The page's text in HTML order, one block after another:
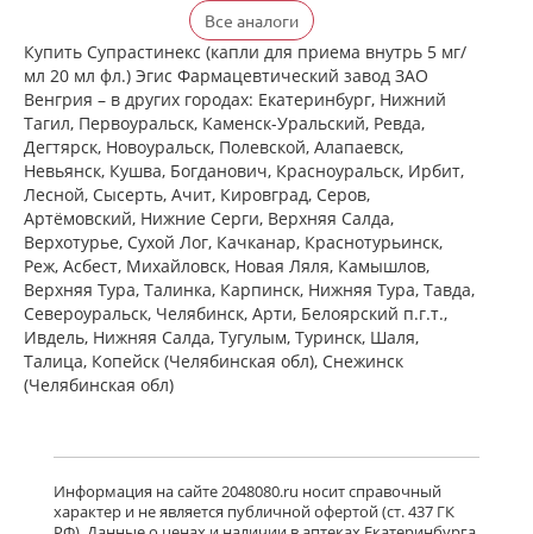
Ксизал (таблетки покрытые
пленочной оболочкой 5 мг N14) ЮСБ
Фаршим С.А. - Швейцария
есть в 1 аптеках
от 727,00 до 727,00
Ксизал (таблетки покрытые
пленочной оболочкой 5 мг N7) ЮСБ
Фаршим С.А. - Швейцария
есть в 1 аптеках
от 442,00 до 442,00
Ксизал (капли для приема внутрь 5
мг/мл 10 мл, флакон-капельница)
ЮСБ Фаршим С.А., Эйсика
Фармасьютикалз С.р.Л. - Италия
есть в 1 аптеках
Гленцет (таблетки покрытые
пленочной оболочкой 5 мг N10)
Гленмарк Дженерикс Лимитед -
Индия
Все аналоги
Купить Супрастинекс (капли для приема внутрь 5 мг/
мл 20 мл фл.) Эгис Фармацевтический завод ЗАО
Венгрия – в других городах: Екатеринбург, Нижний
Тагил, Первоуральск, Каменск-Уральский, Ревда,
Дегтярск, Новоуральск, Полевской, Алапаевск,
Невьянск, Кушва, Богданович, Красноуральск, Ирбит,
Лесной, Сысерть, Ачит, Кировград, Серов,
Артёмовский, Нижние Cерги, Верхняя Салда,
Верхотурье, Сухой Лог, Качканар, Краснотурьинск,
Реж, Асбест, Михайловск, Новая Ляля, Камышлов,
Верхняя Тура, Талинка, Карпинск, Нижняя Тура, Тавда,
Североуральск, Челябинск, Арти, Белоярский п.г.т.,
Ивдель, Нижняя Салда, Тугулым, Туринск, Шаля,
Талица, Копейск (Челябинская обл), Снежинск
(Челябинская обл)
Информация на сайте 2048080.ru носит справочный
характер и не является публичной офертой (ст. 437 ГК